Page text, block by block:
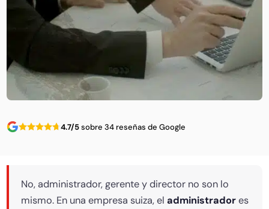
4.7/5sobre 34 reseñas de Google
No, administrador, gerente y director no son lo
mismo. En una empresa suiza, eladministradores